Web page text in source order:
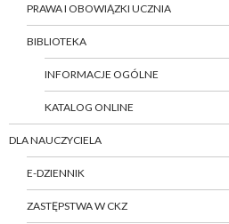
PRAWA I OBOWIĄZKI UCZNIA
BIBLIOTEKA
INFORMACJE OGÓLNE
KATALOG ONLINE
DLA NAUCZYCIELA
E-DZIENNIK
ZASTĘPSTWA W CKZ